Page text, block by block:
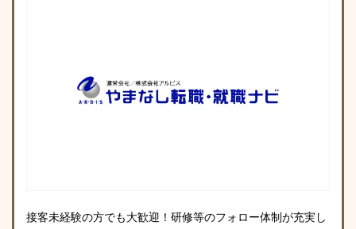
接客未経験の方でも大歓迎！研修等のフォロー体制が充実し